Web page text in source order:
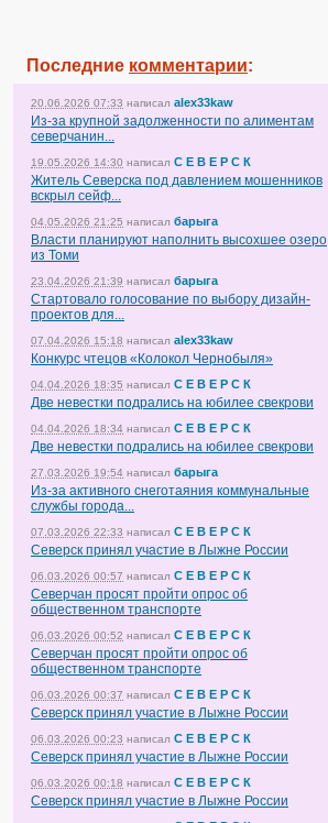
Последние комментарии:
20.06.2026 07:33 написал alex33kaw
Из-за крупной задолженности по алиментам
северчанин...
19.05.2026 14:30 написал С Е В Е Р С К
Житель Северска под давлением мошенников
вскрыл сейф...
04.05.2026 21:25 написал барыга
Власти планируют наполнить высохшее озеро
из Томи
23.04.2026 21:39 написал барыга
Стартовало голосование по выбору дизайн-
проектов для...
07.04.2026 15:18 написал alex33kaw
Конкурс чтецов «Колокол Чернобыля»
04.04.2026 18:35 написал С Е В Е Р С К
Две невестки подрались на юбилее свекрови
04.04.2026 18:34 написал С Е В Е Р С К
Две невестки подрались на юбилее свекрови
27.03.2026 19:54 написал барыга
Из-за активного снеготаяния коммунальные
службы города...
07.03.2026 22:33 написал С Е В Е Р С К
Северск принял участие в Лыжне России
06.03.2026 00:57 написал С Е В Е Р С К
Северчан просят пройти опрос об
общественном транспорте
06.03.2026 00:52 написал С Е В Е Р С К
Северчан просят пройти опрос об
общественном транспорте
06.03.2026 00:37 написал С Е В Е Р С К
Северск принял участие в Лыжне России
06.03.2026 00:23 написал С Е В Е Р С К
Северск принял участие в Лыжне России
06.03.2026 00:18 написал С Е В Е Р С К
Северск принял участие в Лыжне России